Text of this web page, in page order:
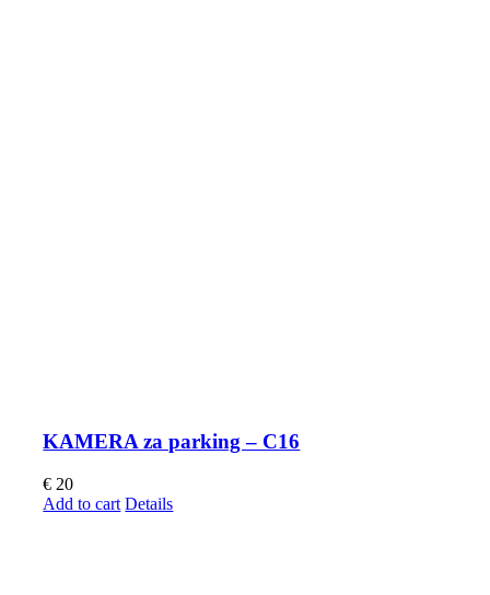
KAMERA za parking – C16
€ 20
Add to cart Details